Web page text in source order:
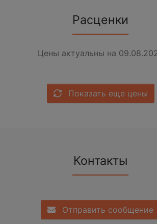
Расценки
Цены актуальны на
Показать еще цены
Контакты
Отправить сообщение